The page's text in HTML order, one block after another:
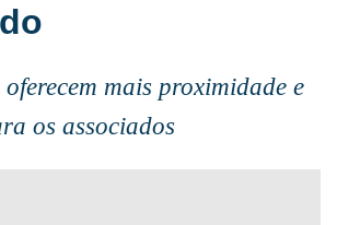
mais proximidade e
os associados